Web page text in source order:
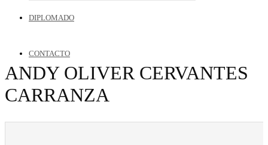
DIPLOMADO
CONTACTO
ANDY OLIVER CERVANTES
CARRANZA